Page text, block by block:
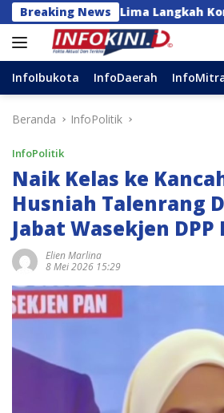
Langsung
ke
konten
Breaking News
Lima Langkah Konkret
InfoIbukota InfoDaerah
Beranda InfoPolitik
InfoPolitik
Naik Kelas ke
Husniah Talenrang
Jabat Wasekjen DPP
Elien Marlina
8 Mei 2026 15:29